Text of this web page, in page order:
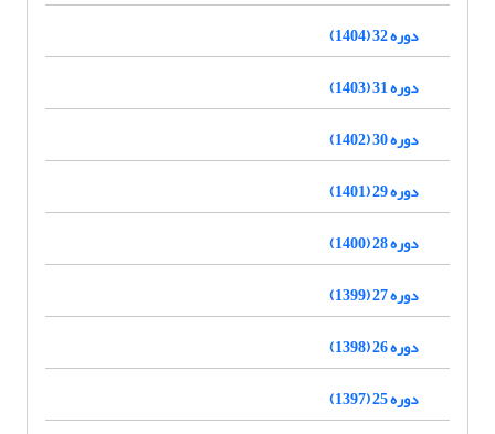
دوره 32 (1404)
دوره 31 (1403)
دوره 30 (1402)
دوره 29 (1401)
دوره 28 (1400)
دوره 27 (1399)
دوره 26 (1398)
دوره 25 (1397)